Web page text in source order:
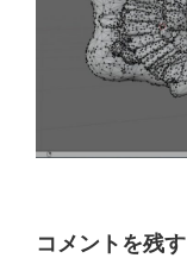
コメントを残す